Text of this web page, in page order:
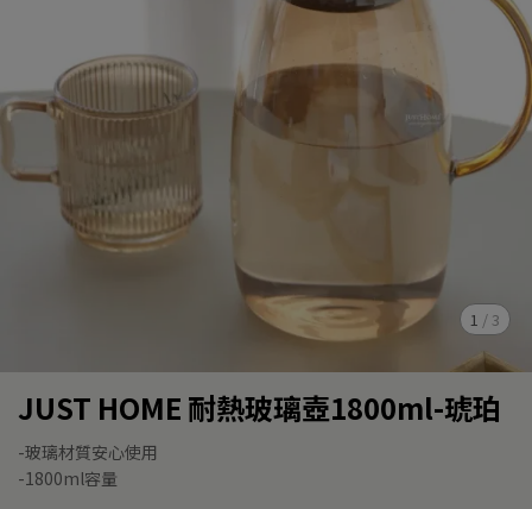
1 / 3
JUST HOME 耐熱玻璃壺1800ml-琥珀
-玻璃材質安心使用
-1800ml容量